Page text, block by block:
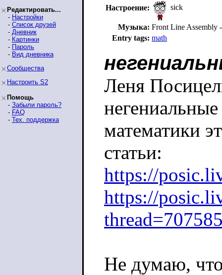
Редактировать...
- Настройки
- Список друзей
- Дневник
- Картинки
- Пароль
- Вид дневника
Сообщества
Настроить S2
Помощь
- Забыли пароль?
- FAQ
- Тех. поддержка
Настроение: sick
Музыка: Front Line
Entry tags: math
Леня
негениальные
математики
статьи:
https://
https://
Не думаю,